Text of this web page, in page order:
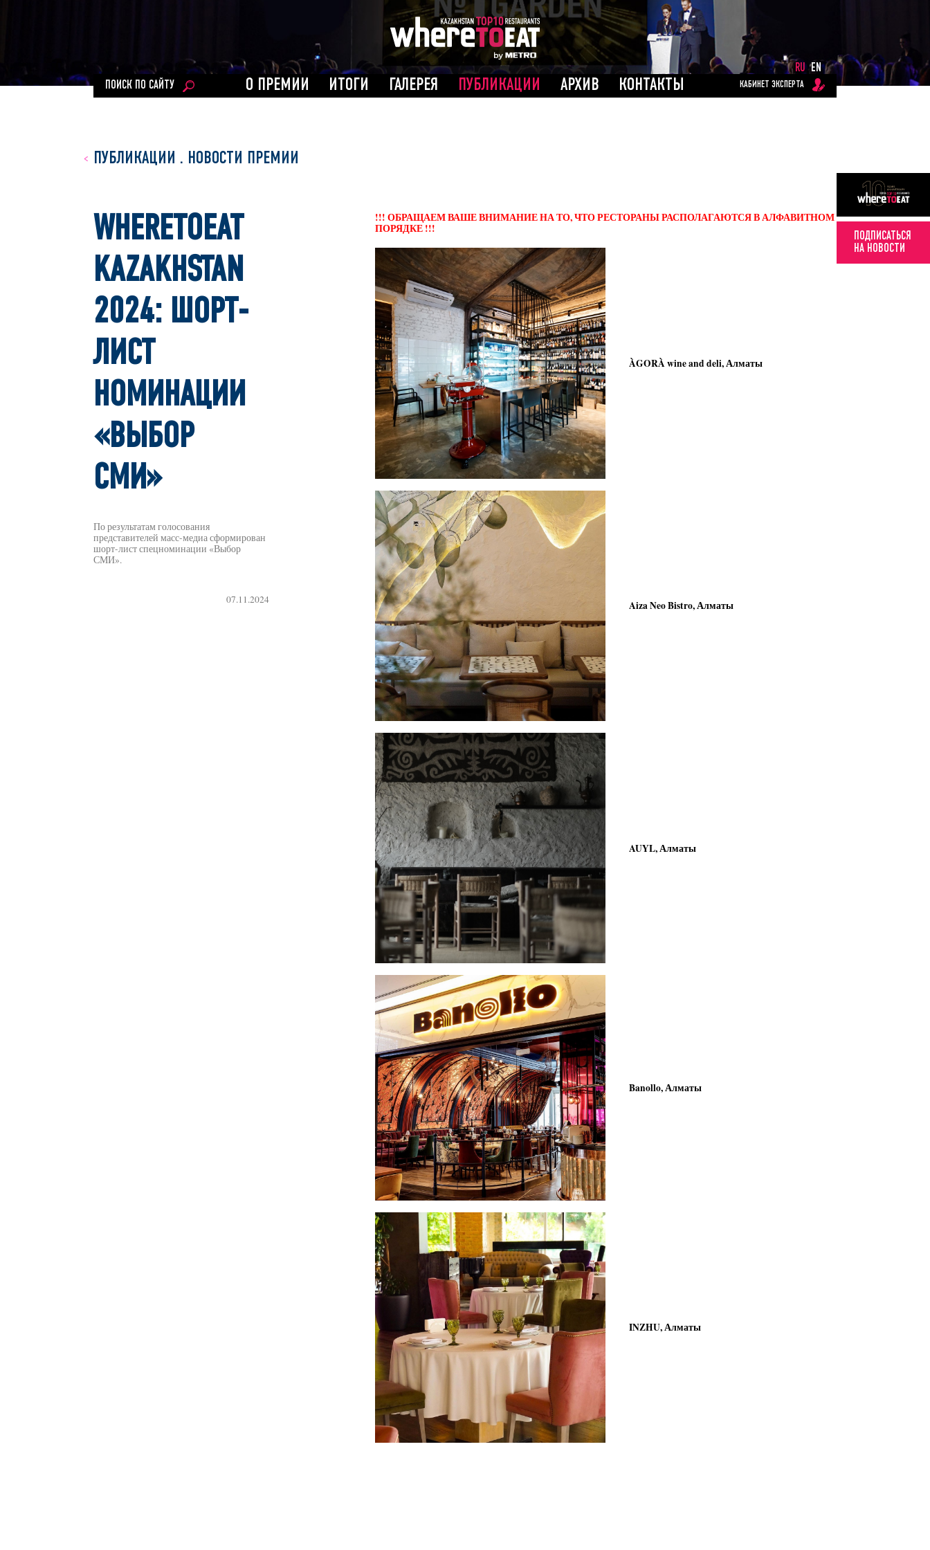
О ПРЕМИИ ИТОГИ ГАЛЕРЕЯ ПУБЛИКАЦИИ АРХИВ КОНТАКТЫ
RU EN
ПОИСК ПО САЙТУ
КАБИНЕТ ЭКСПЕРТА
ПОДПИСАТЬСЯ
НА НОВОСТИ
ПУБЛИКАЦИИ . НОВОСТИ ПРЕМИИ
WHERETOEAT
KAZAKHSTAN
2024: ШОРТ-
ЛИСТ
НОМИНАЦИИ
«ВЫБОР
СМИ»
По результатам голосования
представителей масс-медиа сформирован
шорт-лист спецноминации «Выбор
СМИ».
07.11.2024
!!! ОБРАЩАЕМ ВАШЕ ВНИМАНИЕ НА ТО, ЧТО РЕСТОРАНЫ РАСПОЛАГАЮТСЯ В АЛФАВИТНОМ
ПОРЯДКЕ !!!
ÀGORÀ wine and deli, Алматы
Aiza Neo Bistro, Алматы
AUYL, Алматы
Banollo, Алматы
INZHU, Алматы